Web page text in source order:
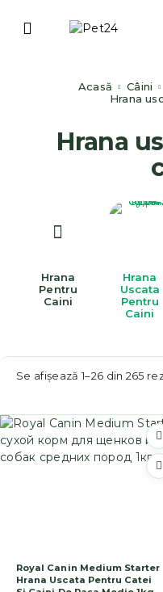
Acasă Câini
Hrana
Hrana
Hrana
Pentru
Caini
Hrana
Uscata
Pentru
Caini
Se afișează 1–26 din 265
Royal Canin Medium Starter
Hrana Uscata Pentru Catei